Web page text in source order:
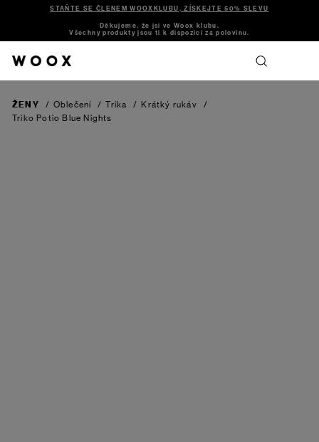
STAŇTE SE ČLENEM WOOXKLUBU, ZÍSKEJTE 50% SLEVU
Děkujeme, že jsi ve Woox klubu.
Všechny produkty jsou ti k dispozici za polovinu.
ŽENY / Oblečení / Trika / Krátký rukáv
/
Triko Potio Blue Nights